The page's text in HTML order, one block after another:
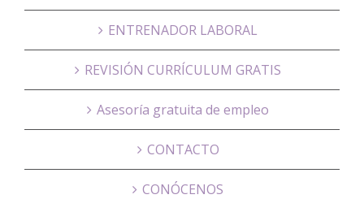
ENTRENADOR LABORAL
REVISIÓN CURRÍCULUM GRATIS
Asesoría gratuita de empleo
CONTACTO
CONÓCENOS